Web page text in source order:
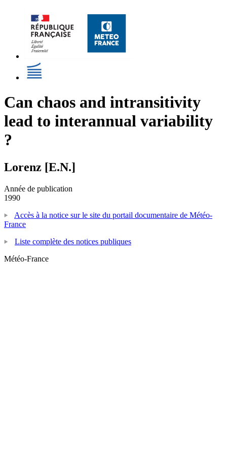
Can chaos and intransitivity
lead to interannual variability
?
Lorenz [E.N.]
Année de publication
1990
Accès à la notice sur le site du portail documentaire de Météo-
France
Liste complète des notices publiques
Météo-France